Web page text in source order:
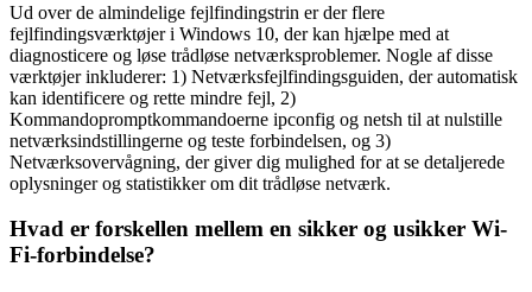
Ud over de almindelige fejlfindingstrin er der flere
fejlfindingsværktøjer i Windows 10, der kan hjælpe med at
diagnosticere og løse trådløse netværksproblemer. Nogle af disse
værktøjer inkluderer: 1) Netværksfejlfindingsguiden, der automatisk
kan identificere og rette mindre fejl, 2)
Kommandopromptkommandoerne ipconfig og netsh til at nulstille
netværksindstillingerne og teste forbindelsen, og 3)
Netværksovervågning, der giver dig mulighed for at se detaljerede
oplysninger og statistikker om dit trådløse netværk.
Hvad er forskellen mellem en sikker og usikker Wi-
Fi-forbindelse?